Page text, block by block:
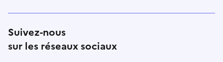
Suivez-nous
sur les réseaux sociaux